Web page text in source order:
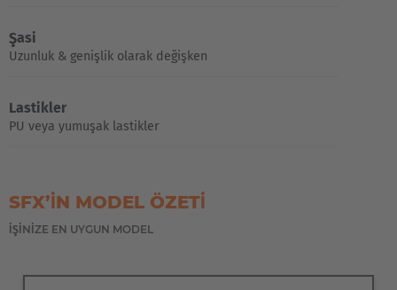
Şasi
Uzunluk & genişlik olarak değişken
Lastikler
PU veya yumuşak lastikler
SFX’IN MODEL ÖZETI
İŞİNİZE EN UYGUN MODEL